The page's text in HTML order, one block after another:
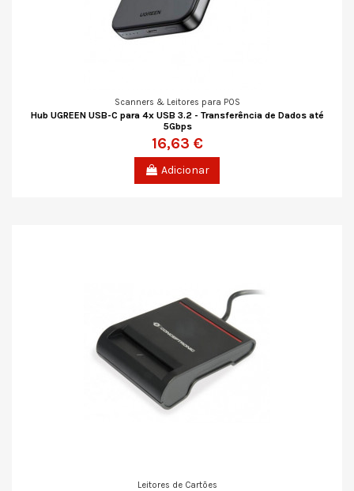
Scanners & Leitores para POS
Hub UGREEN USB-C para 4x USB 3.2 - Transferência de Dados até
5Gbps
16,63 €
Adicionar
Leitores de Cartões